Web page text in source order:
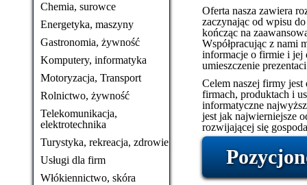
Chemia, surowce
Energetyka, maszyny
Gastronomia, żywność
Komputery, informatyka
Motoryzacja, Transport
Rolnictwo, żywność
Telekomunikacja,
elektrotechnika
Turystyka, rekreacja, zdrowie
Usługi dla firm
Włókiennictwo, skóra
Oferta nasza zawiera
zaczynając od wpisu
kończąc na
Współpracując z nami
informacje o firmie i jej
umieszczenie
Celem naszej firmy
firmach, produktach i
informatyczne
jest jak najwierniejsze
rozwijającej się